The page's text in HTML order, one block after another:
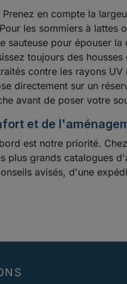
Prenez en compte la
les sommiers à lattes
sauteuse pour épouser
toujours des
contre les rayons UV
directement sur un
avant de poser votre
et de
est notre priorité. Chez
plus grands catalogues
avisés, d'une